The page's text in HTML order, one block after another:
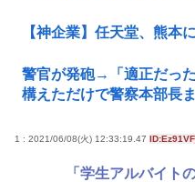
【神企業】任天堂、熊本
警官が発砲→「適正だっ
構えただけで警察本部長
1 : 2021/06/08(火) 12:33:19.47
「学生アルバイト